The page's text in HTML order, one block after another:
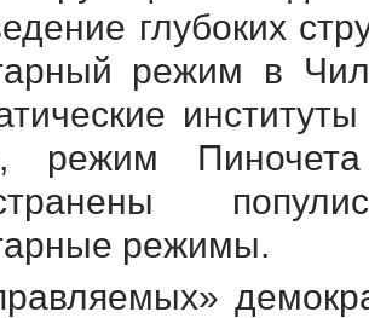
глубоких
режим в
режим
режимы.